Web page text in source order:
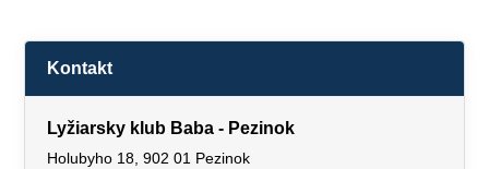
Kontakt
Lyžiarsky klub Baba - Pezinok
Holubyho 18, 902 01 Pezinok